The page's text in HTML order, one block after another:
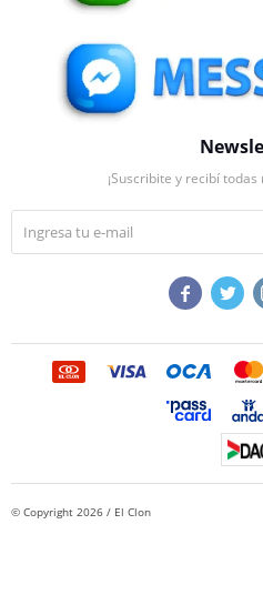
¡Suscribite y recibí
 
© Copyright 2026 / El Clon